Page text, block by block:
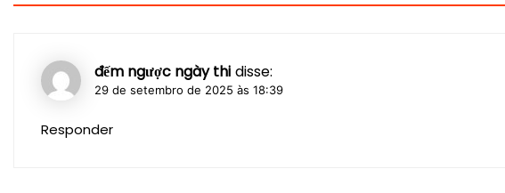
đếm ngược ngày thi disse:
29 de setembro de 2025 às 18:39
Responder